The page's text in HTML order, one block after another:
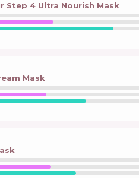
Step 4 Ultra Nourish Mask
Mask